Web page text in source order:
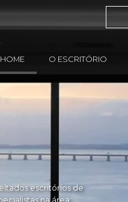
HOME O ESCRITÓRIO
escritórios de
na área.